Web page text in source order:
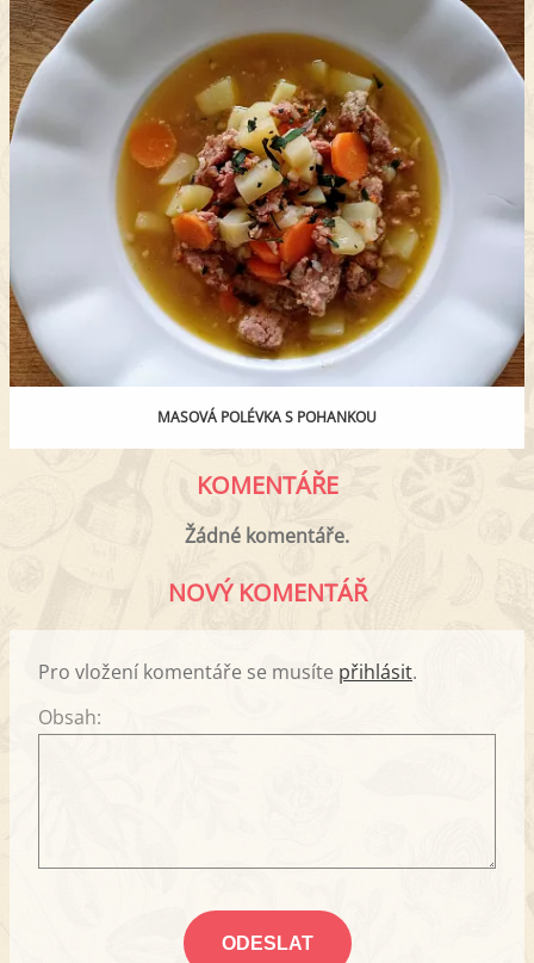
MASOVÁ POLÉVKA S POHANKOU
KOMENTÁŘE
Žádné komentáře.
NOVÝ KOMENTÁŘ
Pro vložení komentáře se musíte přihlásit.
Obsah: